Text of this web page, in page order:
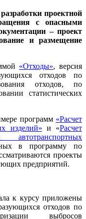
проектной
с опасными
– проект
и размещение
«Отходы», версия
отходов по
отходов, по
статистических
программ «Расчет
изделий» и «Расчет
в программу по
проекты
предприятий.
к курсу приложены
отходов по
выбросов